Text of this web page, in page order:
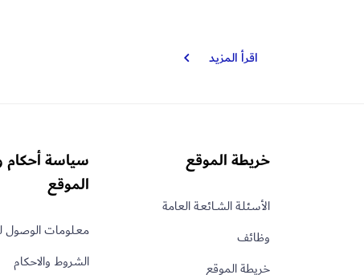
اقرأ المزيد
إطلاق
خريطة الموقع
الأسـئلـة الشــائعـة العامة
وظائف
خريطة الموقع
سياسة
الموقع
معـلومات الوصول
الشروط والاحكام